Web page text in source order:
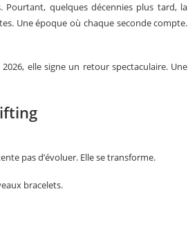
Pourtant, quelques décennies plus tard, la
Une époque où chaque seconde compte.
elle signe un retour spectaculaire. Une
pas d’évoluer. Elle se transforme.
bracelets.